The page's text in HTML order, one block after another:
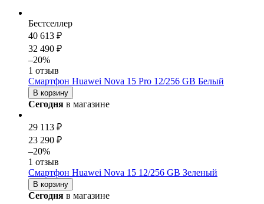
Бестселлер
40 613 ₽
32 490 ₽
–20%
1 отзыв
Смартфон Huawei Nova 15 Pro 12/256 GB Белый
В корзину
Сегодня в магазине
29 113 ₽
23 290 ₽
–20%
1 отзыв
Смартфон Huawei Nova 15 12/256 GB Зеленый
В корзину
Сегодня в магазине